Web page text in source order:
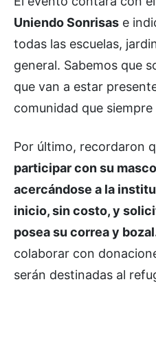
Uniendo Sonrisas e
todas las escuelas,
general. Sabemos que
que van a estar
comunidad que
Por último, recordaron
participar con su
acercándose a la
inicio, sin costo, y
posea su correa y
colaborar con
serán destinadas al